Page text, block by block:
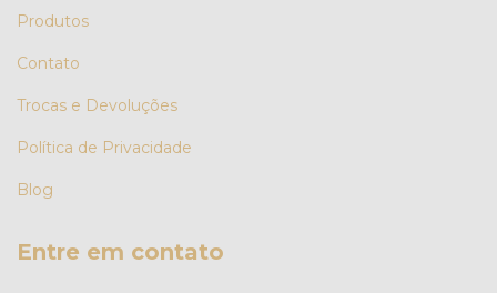
Produtos
Contato
Trocas e Devoluções
Política de Privacidade
Blog
Entre em contato